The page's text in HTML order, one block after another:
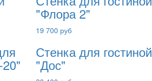
"Флора 2"
19 700 руб
20"
Стенка для гостиной
"Дос"